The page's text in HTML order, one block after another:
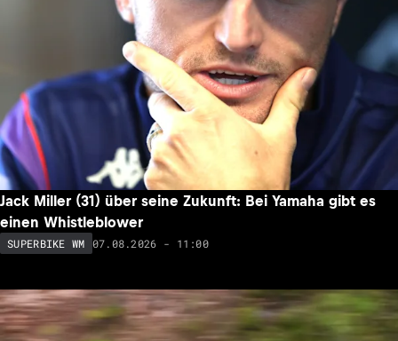
Jack Miller (31) über seine Zukunft: Bei Yamaha gibt es
einen Whistleblower
SUPERBIKE WM 07.08.2026 - 11:00